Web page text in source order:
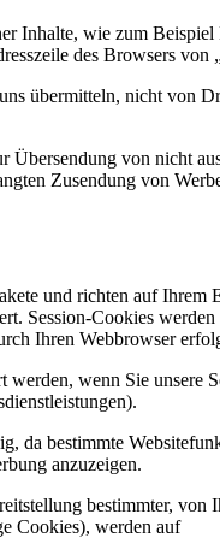
Inhalte, wie zum
des Browsers
übermitteln, nicht von
von nicht
Zusendung von
und richten auf
Session-Cookies
Ihren Webbrowser
wenn Sie
da bestimmte
anzuzeigen.
bestimmter,
Cookies), werden auf